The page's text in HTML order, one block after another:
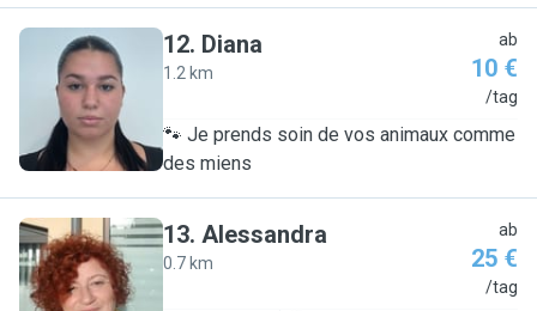
D
12. Diana
1.2 km
ab
10 €
/tag
🐾 Je prends soin de vos animaux comme
des miens
A
13. Alessandra
0.7 km
ab
25 €
/tag